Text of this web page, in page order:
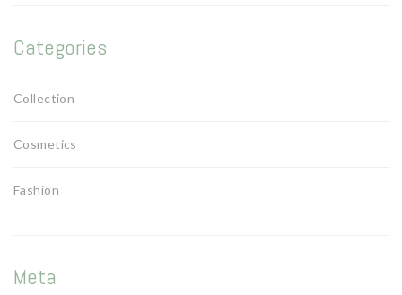
Categories
Collection
Cosmetics
Fashion
Meta